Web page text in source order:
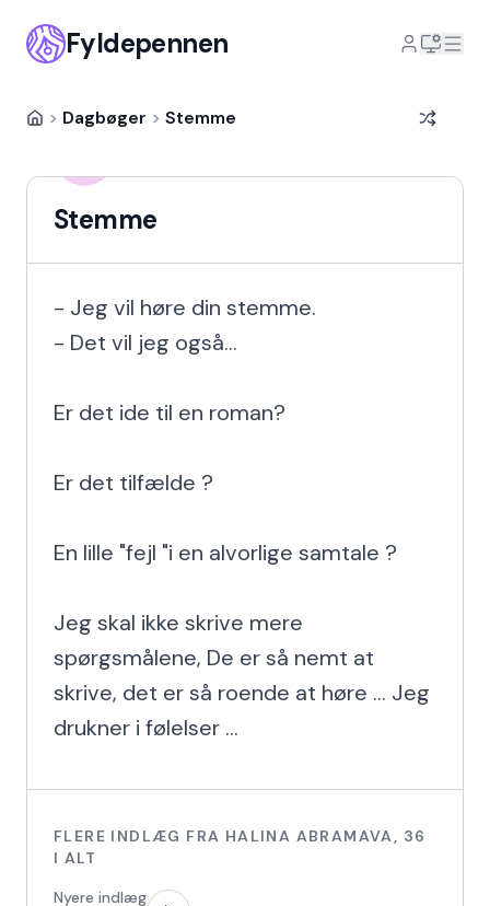
Fyldepennen
> Dagbøger > Stemme
Stemme
- Jeg vil høre din stemme.
- Det vil jeg også...
Er det ide til en roman?
Er det tilfælde ?
En lille "fejl "i en alvorlige samtale ?
Jeg skal ikke skrive mere
spørgsmålene, De er så nemt at
skrive, det er så roende at høre ... Jeg
drukner i følelser ...
FLERE INDLÆG FRA HALINA ABRAMAVA, 36
I ALT
Nyere indlæg